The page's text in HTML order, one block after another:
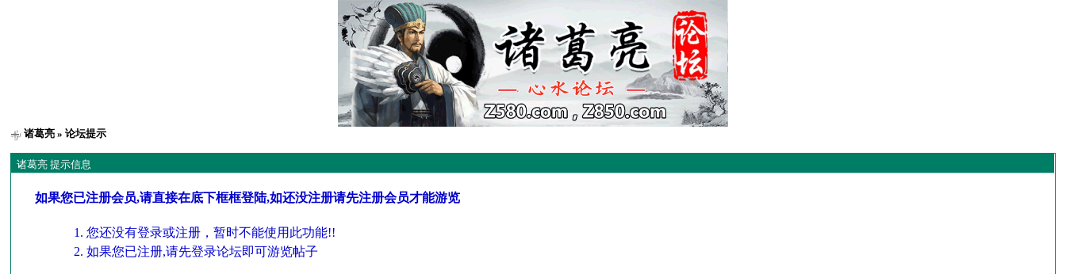
诸葛亮 » 论坛提示
诸葛亮 提示信息
如果您已注册会员,请直接在底下框框登陆,如还没注册请先注册会员才能游览
您还没有登录或注册，暂时不能使用此功能!!
如果您已注册,请先登录论坛即可游览帖子